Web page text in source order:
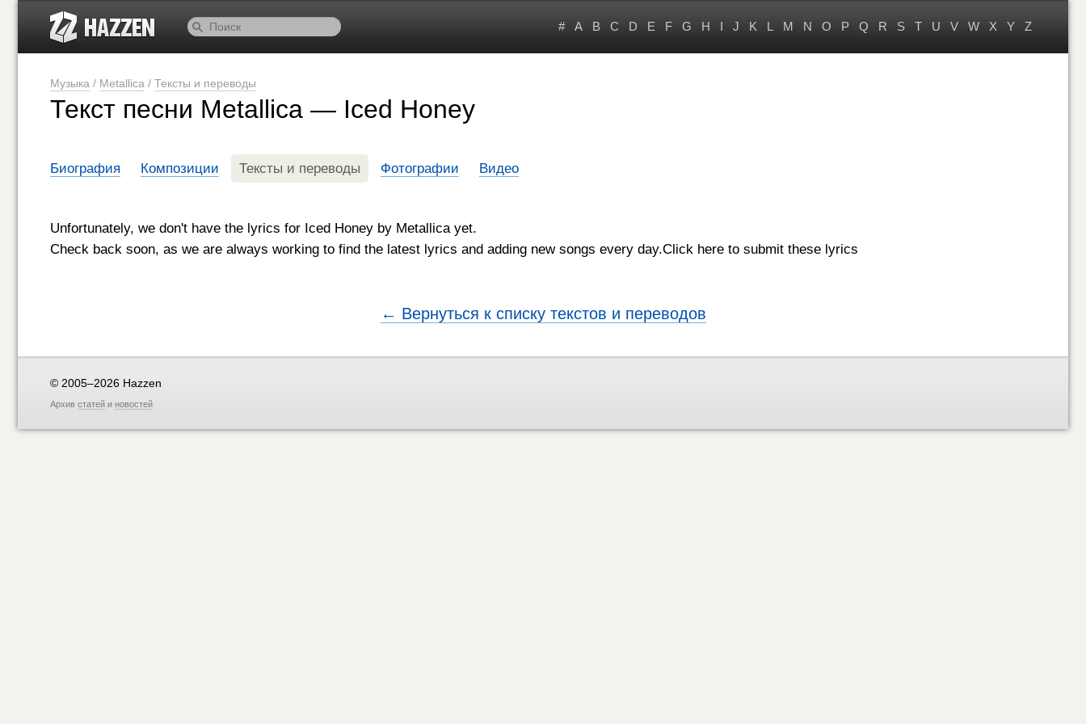
# A B C D E F G H I J K L M N O P Q R S T U V W X Y Z
Музыка / Metallica / Тексты и переводы
Текст песни Metallica — Iced Honey
Биография Композиции Тексты и переводы Фотографии Видео
Unfortunately, we don't have the lyrics for Iced Honey by Metallica yet.
Check back soon, as we are always working to find the latest lyrics and adding new songs every day.Click here to submit these lyrics
← Вернуться к списку текстов и переводов
© 2005–2026 Hazzen
Архив статей и новостей